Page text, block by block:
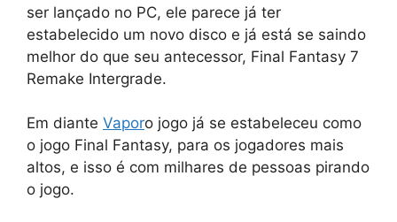
ser lançado no PC, ele parece já ter
estabelecido um novo disco e já está se saindo
melhor do que seu antecessor, Final Fantasy 7
Remake Intergrade.
Em diante Vaporo jogo já se estabeleceu como
o jogo Final Fantasy, para os jogadores mais
altos, e isso é com milhares de pessoas pirando
o jogo.